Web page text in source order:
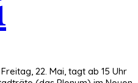
22. Mai, tagt ab 15 Uhr